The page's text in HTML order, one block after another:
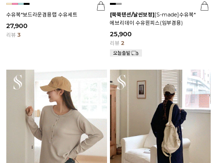
수유복*보드라운겸용랩 수유세트
27,900
리뷰 3
[쭉쭉텐션/날씬보정][S-made]수유복*
에브리데이 수유원피스(임부겸용)
25,900
리뷰 2